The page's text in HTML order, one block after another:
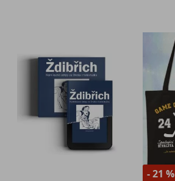
- 21 %